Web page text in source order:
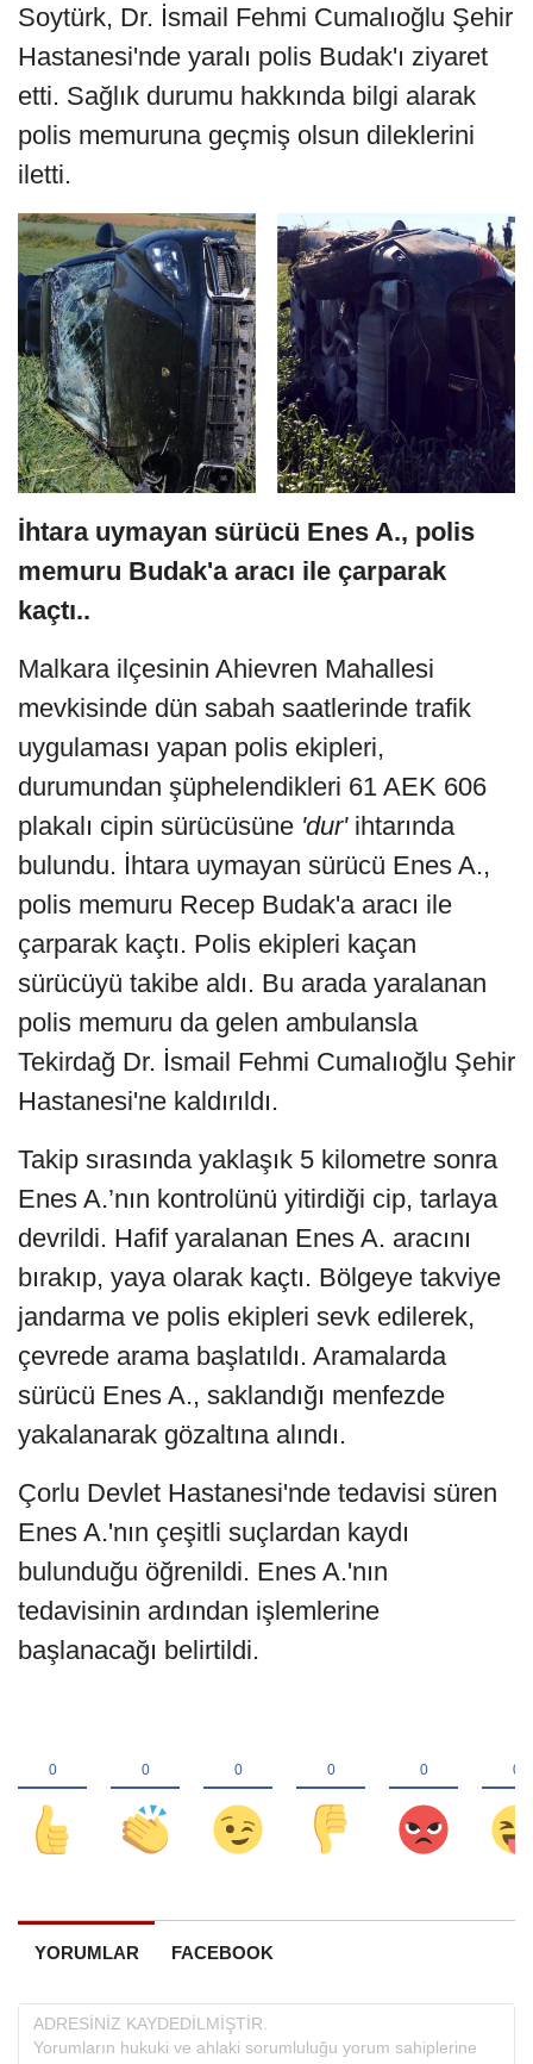
Soytürk, Dr. İsmail Fehmi Cumalıoğlu Şehir
Hastanesi'nde yaralı polis Budak'ı ziyaret
etti. Sağlık durumu hakkında bilgi alarak
polis memuruna geçmiş olsun dileklerini
iletti.
İhtara uymayan sürücü Enes A., polis
memuru Budak'a aracı ile çarparak
kaçtı..
Malkara ilçesinin Ahievren Mahallesi
mevkisinde dün sabah saatlerinde trafik
uygulaması yapan polis ekipleri,
durumundan şüphelendikleri 61 AEK 606
plakalı cipin sürücüsüne 'dur'ihtarında
bulundu. İhtara uymayan sürücü Enes A.,
polis memuru Recep Budak'a aracı ile
çarparak kaçtı. Polis ekipleri kaçan
sürücüyü takibe aldı. Bu arada yaralanan
polis memuru da gelen ambulansla
Tekirdağ Dr. İsmail Fehmi Cumalıoğlu Şehir
Hastanesi'ne kaldırıldı.
Takip sırasında yaklaşık 5 kilometre sonra
Enes A.’nın kontrolünü yitirdiği cip, tarlaya
devrildi. Hafif yaralanan Enes A. aracını
bırakıp, yaya olarak kaçtı. Bölgeye takviye
jandarma ve polis ekipleri sevk edilerek,
çevrede arama başlatıldı. Aramalarda
sürücü Enes A., saklandığı menfezde
yakalanarak gözaltına alındı.
Çorlu Devlet Hastanesi'nde tedavisi süren
Enes A.'nın çeşitli suçlardan kaydı
bulunduğu öğrenildi. Enes A.'nın
tedavisinin ardından işlemlerine
başlanacağı belirtildi.
YORUMLAR FACEBOOK